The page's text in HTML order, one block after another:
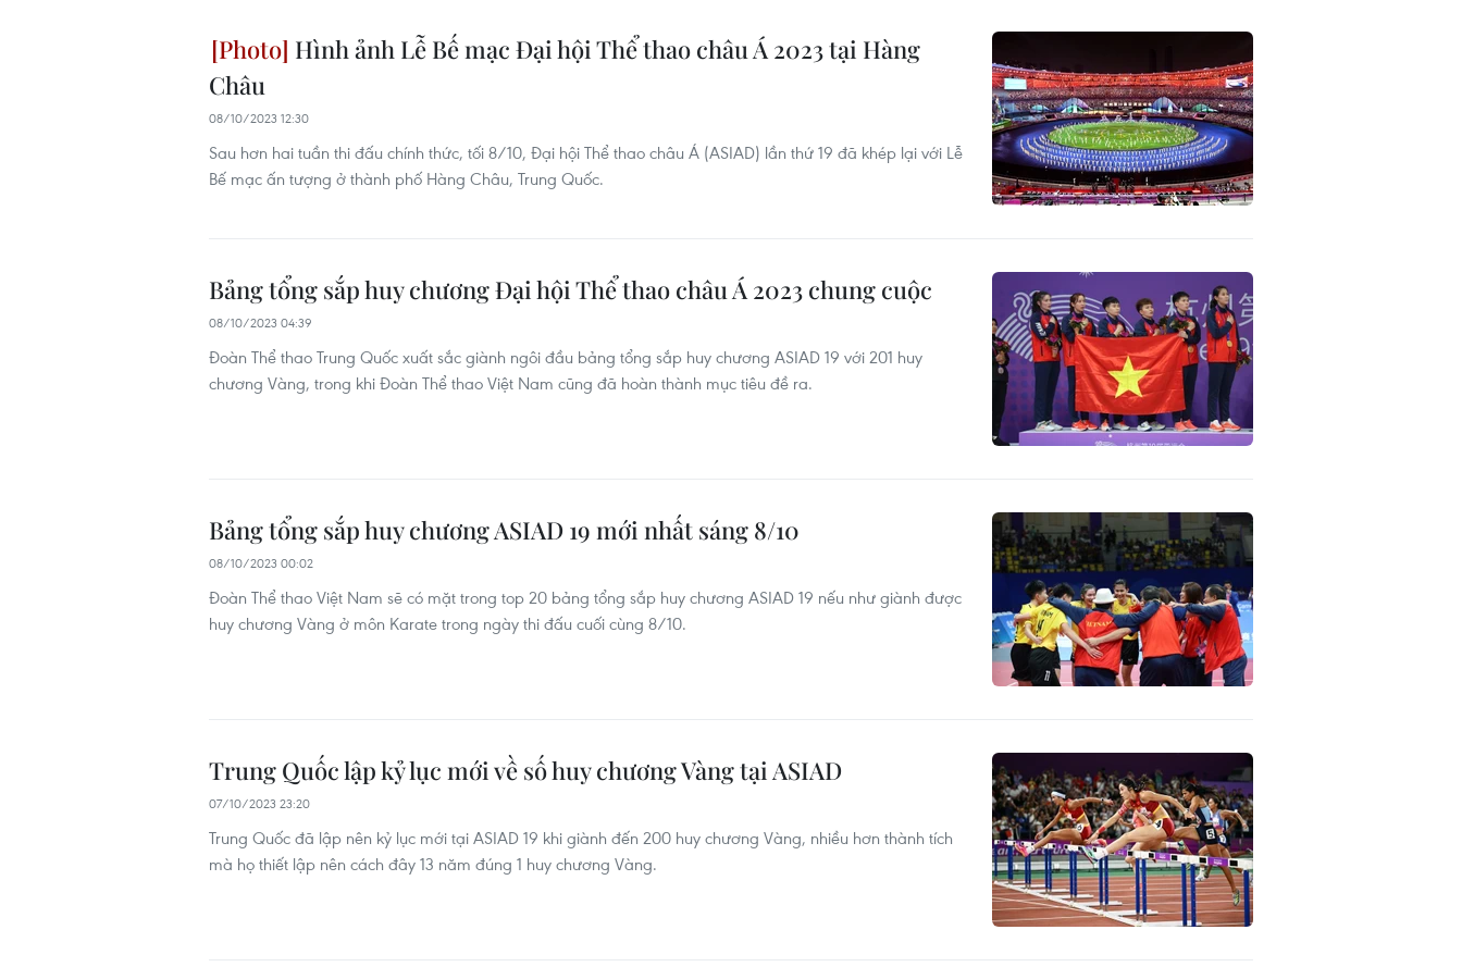
Hình ảnh Lễ Bế mạc Đại hội Thể thao châu Á 2023 tại Hàng
Châu
08/10/2023 12:30
Sau hơn hai tuần thi đấu chính thức, tối 8/10, Đại hội Thể thao châu Á (ASIAD) lần thứ 19 đã khép lại với Lễ
Bế mạc ấn tượng ở thành phố Hàng Châu, Trung Quốc.
Bảng tổng sắp huy chương Đại hội Thể thao châu Á 2023 chung cuộc
08/10/2023 04:39
Đoàn Thể thao Trung Quốc xuất sắc giành ngôi đầu bảng tổng sắp huy chương ASIAD 19 với 201 huy
chương Vàng, trong khi Đoàn Thể thao Việt Nam cũng đã hoàn thành mục tiêu đề ra.
Bảng tổng sắp huy chương ASIAD 19 mới nhất sáng 8/10
08/10/2023 00:02
Đoàn Thể thao Việt Nam sẽ có mặt trong top 20 bảng tổng sắp huy chương ASIAD 19 nếu như giành được
huy chương Vàng ở môn Karate trong ngày thi đấu cuối cùng 8/10.
Trung Quốc lập kỷ lục mới về số huy chương Vàng tại ASIAD
07/10/2023 23:20
Trung Quốc đã lập nên kỷ lục mới tại ASIAD 19 khi giành đến 200 huy chương Vàng, nhiều hơn thành tích
mà họ thiết lập nên cách đây 13 năm đúng 1 huy chương Vàng.